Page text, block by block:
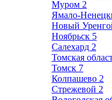
Муром 2
Ямало-
Новый
Ноябрьск 5
Салехард 2
Томская
Томск 7
Колпашево 2
Стрежевой 2